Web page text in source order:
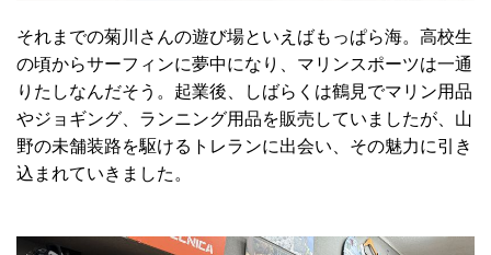
それまでの菊川さんの遊び場といえばもっぱら海。高校生
の頃からサーフィンに夢中になり、マリンスポーツは一通
りたしなんだそう。起業後、しばらくは鶴見でマリン用品
やジョギング、ランニング用品を販売していましたが、山
野の未舗装路を駆けるトレランに出会い、その魅力に引き
込まれていきました。